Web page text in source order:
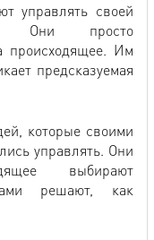
управлять своей
Они просто
происходящее. Им
предсказуемая
которые своими
управлять. Они
выбирают
решают, как